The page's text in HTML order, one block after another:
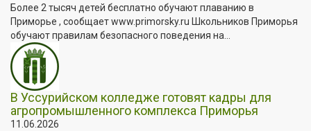
Более 2 тысяч детей бесплатно обучают плаванию в
Приморье , сообщает www.primorsky.ru Школьников Приморья
обучают правилам безопасного поведения на...
В Уссурийском колледже готовят кадры для
агропромышленного комплекса Приморья
11.06.2026